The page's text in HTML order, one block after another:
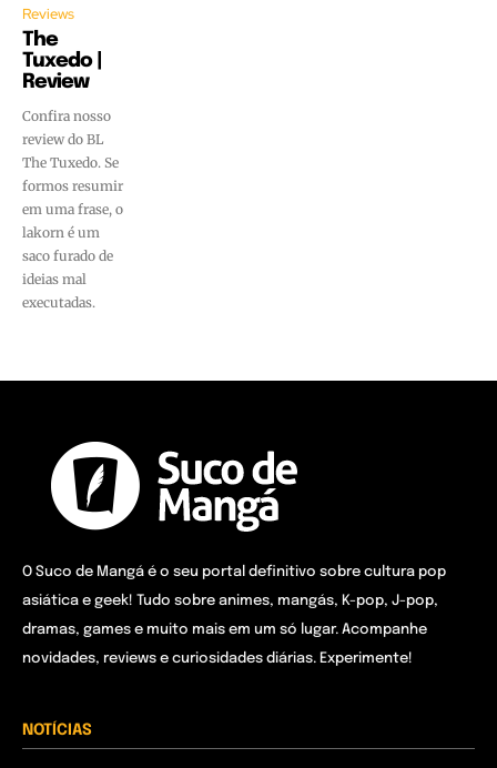
Reviews
The
Tuxedo |
Review
Confira nosso
review do BL
The Tuxedo. Se
formos resumir
em uma frase, o
lakorn é um
saco furado de
ideias mal
executadas.
O Suco de Mangá é o seu portal definitivo sobre cultura pop
asiática e geek! Tudo sobre animes, mangás, K-pop, J-pop,
dramas, games e muito mais em um só lugar. Acompanhe
novidades, reviews e curiosidades diárias. Experimente!
NOTÍCIAS